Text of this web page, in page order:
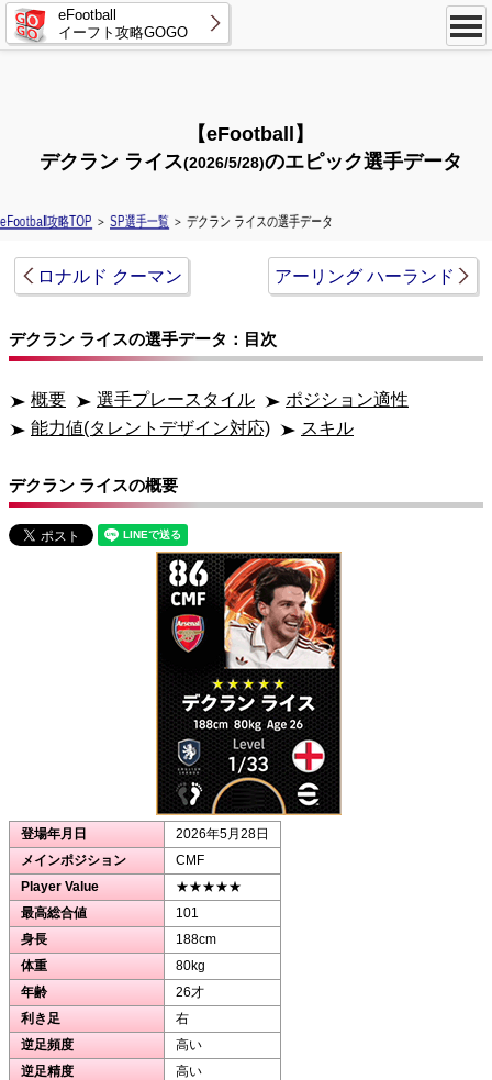
eFootball
イーフト攻略GOGO
【eFootball】
デクラン ライス(2026/5/28)のエピック選手データ
eFootball攻略TOP ＞ SP選手一覧 ＞ デクラン ライスの選手データ
ロナルド クーマン アーリング ハーランド
デクラン ライスの選手データ：目次
概要 選手プレースタイル
ポジション適性
能力値(タレントデザイン対応)
スキル
デクラン ライスの概要
登場年月日
2026年5月28日
メインポジション
CMF
Player Value
★★★★★
最高総合値
101
身長
188cm
体重
80kg
年齢
26才
利き足
右
逆足頻度
高い
逆足精度
高い